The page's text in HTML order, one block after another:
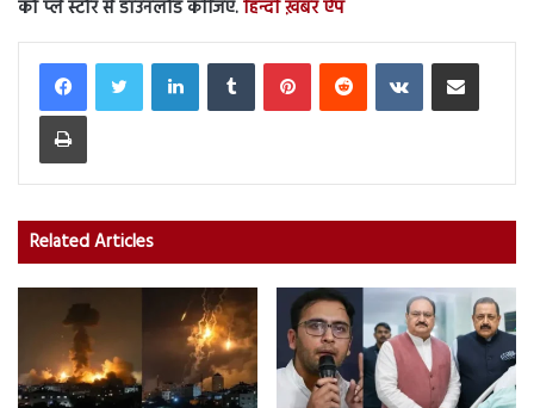
को प्ले स्टोर से डाउनलोड कीजिए.हिन्दी ख़बर ऐप
LinkedInTumblr PinterestReddit VKontakteShare via Email
Print
Related Articles